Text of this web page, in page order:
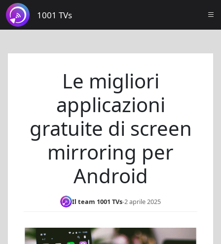
1001 TVs
Le migliori
applicazioni
gratuite di screen
mirroring per
Android
Il team 1001 TVs-2 aprile 2025